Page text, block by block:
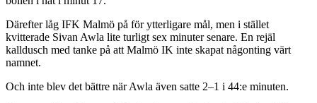
Därefter låg IFK Malmö på för ytterligare mål, men i stället
kvitterade Sivan Awla lite turligt sex minuter senare. En rejäl
kalldusch med tanke på att Malmö IK inte skapat någonting värt
namnet.
Och inte blev det bättre närAwla även satte 2–1 i 44:e minuten.